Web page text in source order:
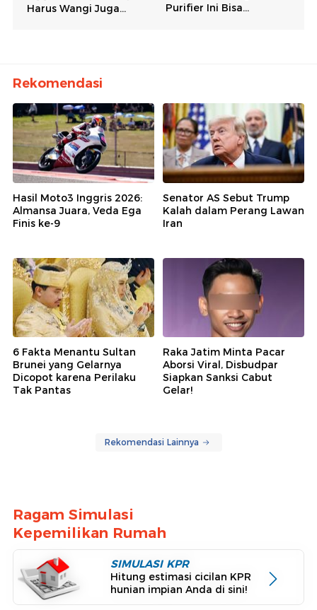
Rekomendasi
Hasil Moto3 Inggris 2026:
Almansa Juara, Veda Ega
Finis ke-9
Senator AS Sebut Trump
Kalah dalam Perang Lawan
Iran
6 Fakta Menantu Sultan
Brunei yang Gelarnya
Dicopot karena Perilaku
Tak Pantas
Raka Jatim Minta Pacar
Aborsi Viral, Disbudpar
Siapkan Sanksi Cabut
Gelar!
Rekomendasi Lainnya
Ragam Simulasi
Kepemilikan Rumah
SIMULASI KPR
Hitung estimasi cicilan KPR
hunian impian Anda di sini!